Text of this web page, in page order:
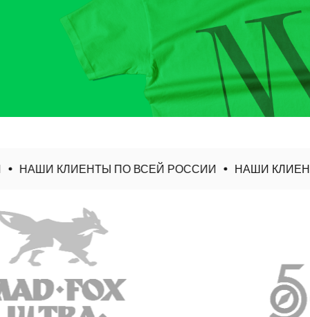
НАШИ КЛИЕНТЫ ПО ВСЕЙ РОССИИ НАШИ